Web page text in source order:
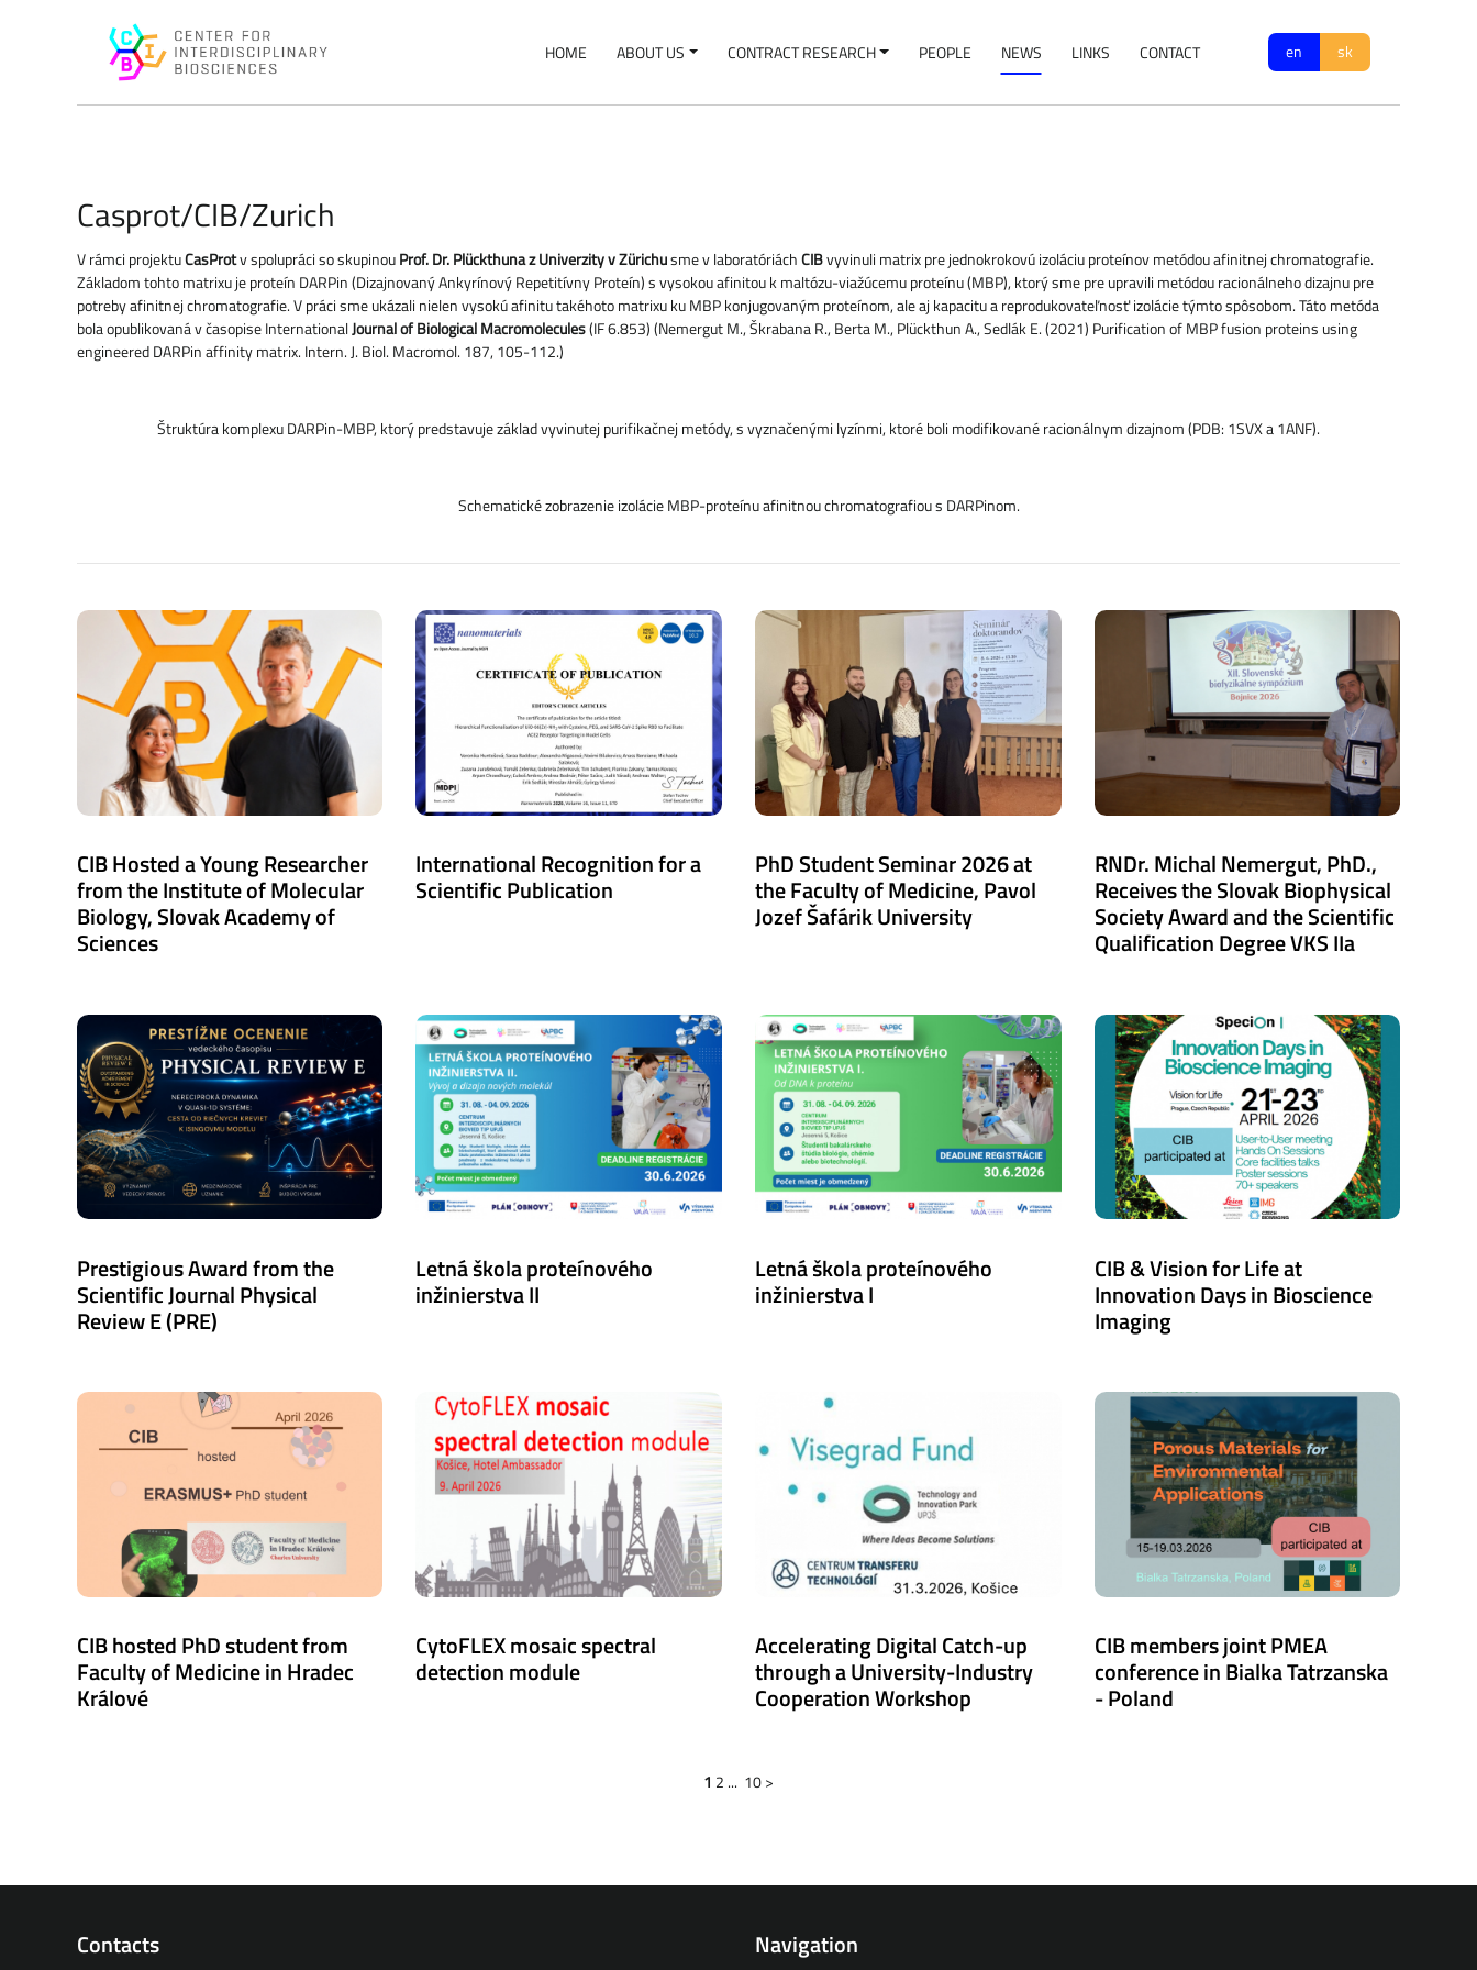
HOME ABOUT US CONTRACT RESEARCH PEOPLE NEWS LINKS CONTACT en sk
Casprot/CIB/Zurich
V rámci projektuCasProtv spolupráci so skupinouProf. Dr. Plückthuna z Univerzity v Zürichusme v laboratóriáchCIBvyvinuli matrix pre jednokrokovú izoláciu proteínov metódou afinitnej chromatografie.
Základom tohto matrixu je proteín DARPin (Dizajnovaný Ankyrínový Repetitívny Proteín) s vysokou afinitou k maltózu-viažúcemu proteínu (MBP), ktorý sme pre upravili metódou racionálneho dizajnu pre
potreby afinitnej chromatografie. V práci sme ukázali nielen vysokú afinitu takéhoto matrixu ku MBP konjugovaným proteínom, ale aj kapacitu a reprodukovateľnosť izolácie týmto spôsobom. Táto metóda
bola opublikovaná v časopise InternationalJournal of Biological Macromolecules(IF 6.853) (Nemergut M., Škrabana R., Berta M., Plückthun A., Sedlák E. (2021) Purification of MBP fusion proteins using
engineered DARPin affinity matrix. Intern. J. Biol. Macromol. 187, 105-112.)
Štruktúra komplexu DARPin-MBP, ktorý predstavuje základ vyvinutej purifikačnej metódy, s vyznačenými lyzínmi, ktoré boli modifikované racionálnym dizajnom (PDB: 1SVX a 1ANF).
Schematické zobrazenie izolácie MBP-proteínu afinitnou chromatografiou s DARPinom.
CIB Hosted a Young Researcher
from the Institute of Molecular
Biology, Slovak Academy of
Sciences
International Recognition for a
Scientific Publication
PhD Student Seminar 2026 at
the Faculty of Medicine, Pavol
Jozef Šafárik University
RNDr. Michal Nemergut, PhD.,
Receives the Slovak Biophysical
Society Award and the Scientific
Qualification Degree VKS IIa
Prestigious Award from the
Scientific Journal Physical
Review E (PRE)
Letná škola proteínového
inžinierstva II
Letná škola proteínového
inžinierstva I
CIB & Vision for Life at
Innovation Days in Bioscience
Imaging
CIB hosted PhD student from
Faculty of Medicine in Hradec
Králové
CytoFLEX mosaic spectral
detection module
Accelerating Digital Catch-up
through a University-Industry
Cooperation Workshop
CIB members joint PMEA
conference in Bialka Tatrzanska
- Poland
1 2 ... 10>
Contacts Navigation